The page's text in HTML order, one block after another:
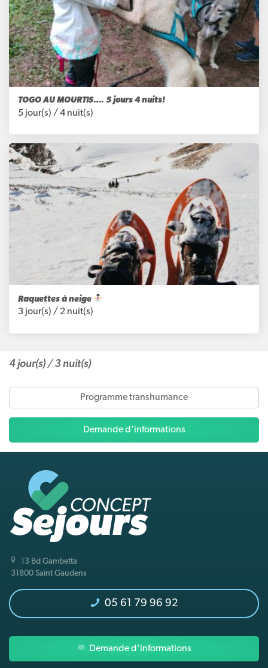
TOGO AU MOURTIS…. 5 jours 4 nuits!
5 jour(s) / 4 nuit(s)
Raquettes à neige
3 jour(s) / 2 nuit(s)
4 jour(s) /3 nuit(s)
programme transhumance
Demande d'informations
13 Bd Gambetta
31800 Saint Gaudens
05 61 79 96 92
Demande d'informations